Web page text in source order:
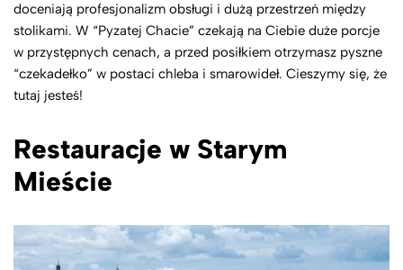
doceniają profesjonalizm obsługi i dużą przestrzeń między
stolikami. W “Pyzatej Chacie” czekają na Ciebie duże porcje
w przystępnych cenach, a przed posiłkiem otrzymasz pyszne
“czekadełko” w postaci chleba i smarowideł. Cieszymy się, że
tutaj jesteś!
Restauracje w Starym
Mieście